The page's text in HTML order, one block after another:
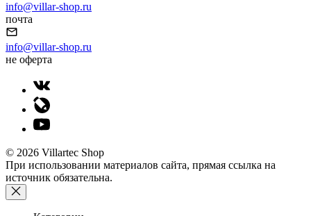
info@villar-shop.ru
почта
info@villar-shop.ru
не оферта
© 2026 Villartec Shop
При использовании материалов сайта, прямая ссылка на
источник обязательна.